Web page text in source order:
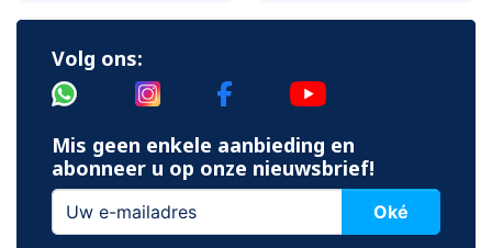
Volg ons:
Mis geen enkele aanbieding en
abonneer u op onze nieuwsbrief!
Oké